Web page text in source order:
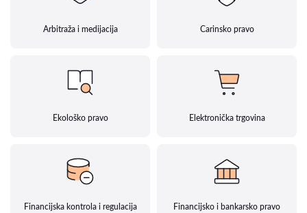
Arbitraža i medijacija Carinsko pravo
Ekološko pravo Elektronička trgovina
Financijska kontrola i regulacija Financijsko i bankarsko pravo